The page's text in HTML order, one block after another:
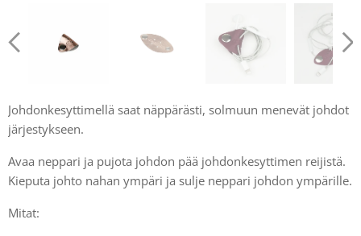
Johdonkesyttimellä saat näppärästi, solmuun menevät johdot
järjestykseen.
Avaa neppari ja pujota johdon pää johdonkesyttimen reijistä.
Kieputa johto nahan ympäri ja sulje neppari johdon ympärille.
Mitat: